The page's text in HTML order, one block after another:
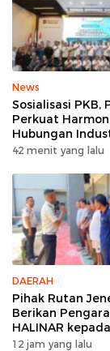
News
Sosialisasi PKB,
Perkuat
Hubungan
42 menit yang lalu
DAERAH
Pihak Rutan
Berikan
HALINAR
Binaan di Blok
12 jam yang lalu